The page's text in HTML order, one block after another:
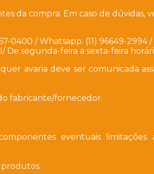
da compra. Em caso de dúvidas,
0400 /Whatsapp: (11) 96649-2994 /
De segunda-feira a sexta-feira
avaria deve ser comunicada
fabricante/fornecedor.
eventuais
produtos.